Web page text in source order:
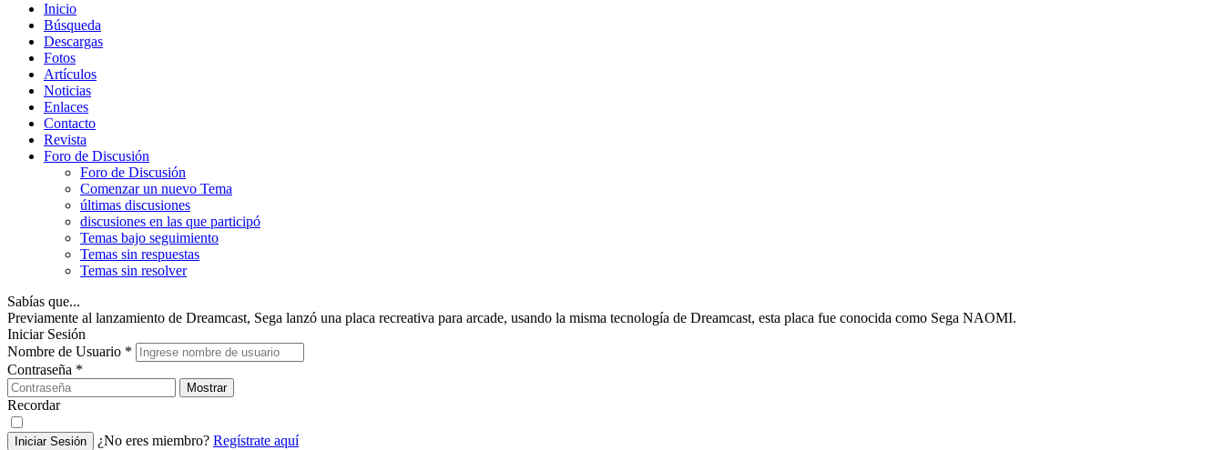
Inicio
Búsqueda
Descargas
Fotos
Artículos
Noticias
Enlaces
Contacto
Revista
Foro de Discusión
Foro de Discusión
Comenzar un nuevo Tema
últimas discusiones
discusiones en las que participó
Temas bajo seguimiento
Temas sin respuestas
Temas sin resolver
Sabías que...
Previamente al lanzamiento de Dreamcast, Sega lanzó una placa recreativa para arcade, usando la misma tecnología de Dreamcast, esta placa fue conocida como Sega NAOMI.
Iniciar Sesión
Nombre de Usuario *
Contraseña *
Mostrar
Recordar
Iniciar Sesión ¿No eres miembro? Regístrate aquí